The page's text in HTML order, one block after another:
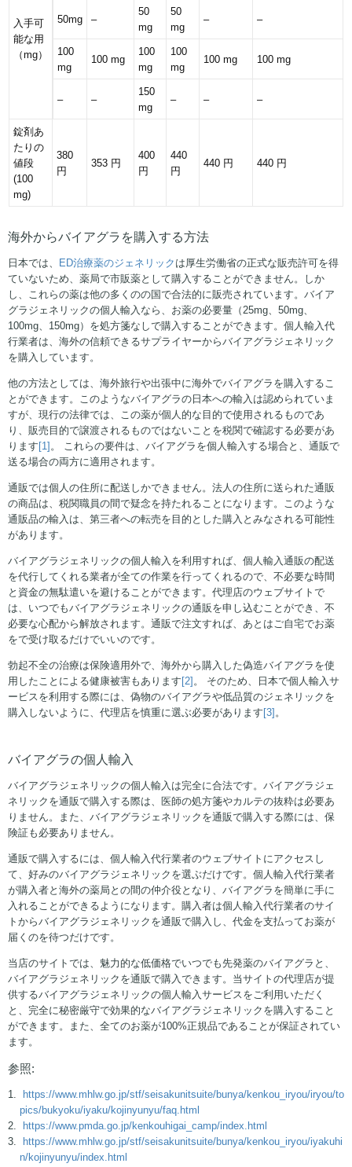
入手可
能な用
（mg）
50mg –
50
mg
50
mg
– –
100
mg
100 mg
100
mg
100
mg
100 mg 100 mg
– –
150
mg
– – –
錠剤あ
たりの
値段
(100
mg)
380
円
353 円
400
円
440
円
440 円 440 円
海外からバイアグラを購入する方法
日本では、 ED治療薬のジェネリックは厚生労働省の正式な販売許可を得
ていないため、薬局で市販薬として購入することができません。しか
し、これらの薬は他の多くのの国で合法的に販売されています。バイア
グラジェネリックの個人輸入なら、お薬の必要量（25mg、50mg、
100mg、150mg）を処方箋なしで購入することができます。個人輸入代
行業者は、海外の信頼できるサプライヤーからバイアグラジェネリック
を購入しています。
他の方法としては、海外旅行や出張中に海外でバイアグラを購入するこ
とができます。このようなバイアグラの日本への輸入は認められていま
すが、現行の法律では、この薬が個人的な目的で使用されるものであ
り、販売目的で譲渡されるものではないことを税関で確認する必要があ
ります[1]。 これらの要件は、バイアグラを個人輸入する場合と、通販で
送る場合の両方に適用されます。
通販では個人の住所に配送しかできません。法人の住所に送られた通販
の商品は、税関職員の間で疑念を持たれることになります。このような
通販品の輸入は、第三者への転売を目的とした購入とみなされる可能性
があります。
バイアグラジェネリックの個人輸入を利用すれば、個人輸入通販の配送
を代行してくれる業者が全ての作業を行ってくれるので、不必要な時間
と資金の無駄遣いを避けることができます。代理店のウェブサイトで
は、いつでもバイアグラジェネリックの通販を申し込むことができ、不
必要な心配から解放されます。通販で注文すれば、あとはご自宅でお薬
をで受け取るだけでいいのです。
勃起不全の治療は保険適用外で、海外から購入した偽造バイアグラを使
用したことによる健康被害もあります[2]。 そのため、日本で個人輸入サ
ービスを利用する際には、偽物のバイアグラや低品質のジェネリックを
購入しないように、代理店を慎重に選ぶ必要があります[3]。
バイアグラの個人輸入
バイアグラジェネリックの個人輸入は完全に合法です。バイアグラジェ
ネリックを通販で購入する際は、医師の処方箋やカルテの抜粋は必要あ
りません。また、バイアグラジェネリックを通販で購入する際には、保
険証も必要ありません。
通販で購入するには、個人輸入代行業者のウェブサイトにアクセスし
て、好みのバイアグラジェネリックを選ぶだけです。個人輸入代行業者
が購入者と海外の薬局との間の仲介役となり、バイアグラを簡単に手に
入れることができるようになります。購入者は個人輸入代行業者のサイ
トからバイアグラジェネリックを通販で購入し、代金を支払ってお薬が
届くのを待つだけです。
当店のサイトでは、魅力的な低価格でいつでも先発薬のバイアグラと、
バイアグラジェネリックを通販で購入できます。当サイトの代理店が提
供するバイアグラジェネリックの個人輸入サービスをご利用いただく
と、完全に秘密厳守で効果的なバイアグラジェネリックを購入すること
ができます。また、全てのお薬が100%正規品であることが保証されてい
ます。
参照:
https://www.mhlw.go.jp/stf/seisakunitsuite/bunya/kenkou_iryou/iryou/to
pics/bukyoku/iyaku/kojinyunyu/faq.html
https://www.pmda.go.jp/kenkouhigai_camp/index.html
https://www.mhlw.go.jp/stf/seisakunitsuite/bunya/kenkou_iryou/iyakuhi
n/kojinyunyu/index.html